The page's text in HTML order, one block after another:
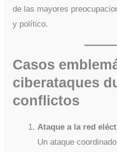
de las mayores
y político.
Casos
ciberataques
conflictos
Ataque a la red
Un ataque